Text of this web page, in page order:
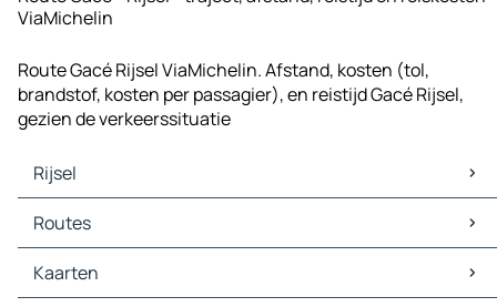
ViaMichelin
Route Gacé Rijsel ViaMichelin. Afstand, kosten (tol,
brandstof, kosten per passagier), en reistijd Gacé Rijsel,
gezien de verkeerssituatie
Rijsel
Rijsel Kaarten
Rijsel Verkeer
Rijsel Hotels
Rijsel Restaurants
Routes
Routes Rijsel - Brussel
Routes Rijsel - Antwerpen
Kaarten